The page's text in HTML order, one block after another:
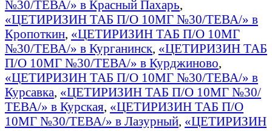
№30/ТЕВА/» в Красный Пахарь,
«ЦЕТИРИЗИН ТАБ П/О 10МГ №30/ТЕВА/» в
Кропоткин, «ЦЕТИРИЗИН ТАБ П/О 10МГ
№30/ТЕВА/» в Курганинск, «ЦЕТИРИЗИН ТАБ
П/О 10МГ №30/ТЕВА/» в Курджиново,
«ЦЕТИРИЗИН ТАБ П/О 10МГ №30/ТЕВА/» в
Курсавка, «ЦЕТИРИЗИН ТАБ П/О 10МГ №30/
ТЕВА/» в Курская, «ЦЕТИРИЗИН ТАБ П/О
10МГ №30/ТЕВА/» в Лазурный, «ЦЕТИРИЗИН